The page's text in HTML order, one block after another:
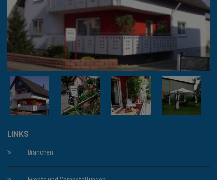
LINKS
Branchen